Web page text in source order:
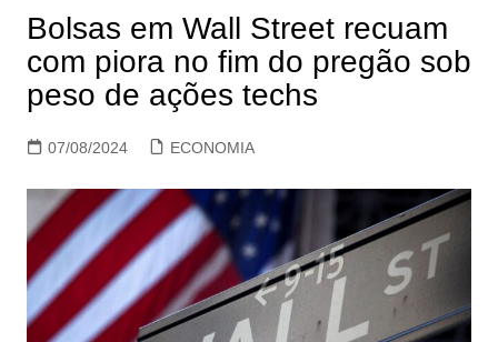
Bolsas em Wall Street recuam
com piora no fim do pregão sob
peso de ações techs
07/08/2024 ECONOMIA